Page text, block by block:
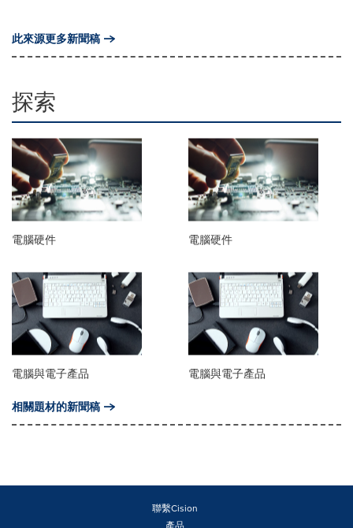
此來源更多新聞稿
探索
電腦硬件 電腦硬件
電腦與電子產品 電腦與電子產品
相關題材的新聞稿
聯繫Cision